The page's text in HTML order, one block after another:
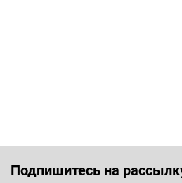
Подпишитесь на